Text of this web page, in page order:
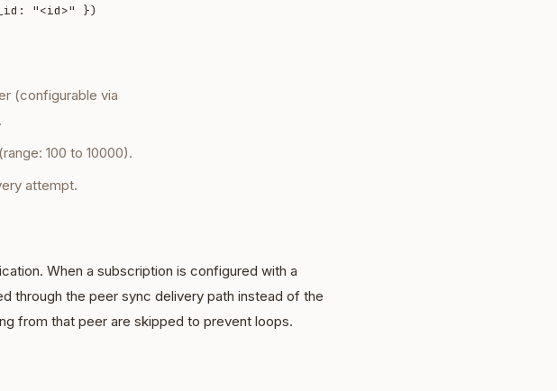
"<id>" })
(configurable via
100 to 10000).
attempt.
When a subscription is configured with a
through the peer sync delivery path instead of the
from that peer are skipped to prevent loops.